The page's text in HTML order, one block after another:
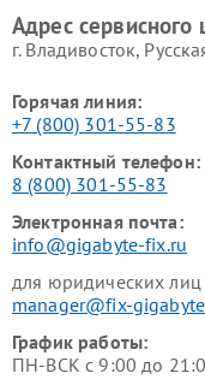
Адрес сервисного
г. Владивосток,
Горячая линия:
+7 (800) 301-55-83
Контактный телефон:
8 (800) 301-55-83
Электронная почта:
info@gigabyte-fix.ru
для юридических лиц
manager@fix-
График работы:
ПН-ВСК с 9:00 до